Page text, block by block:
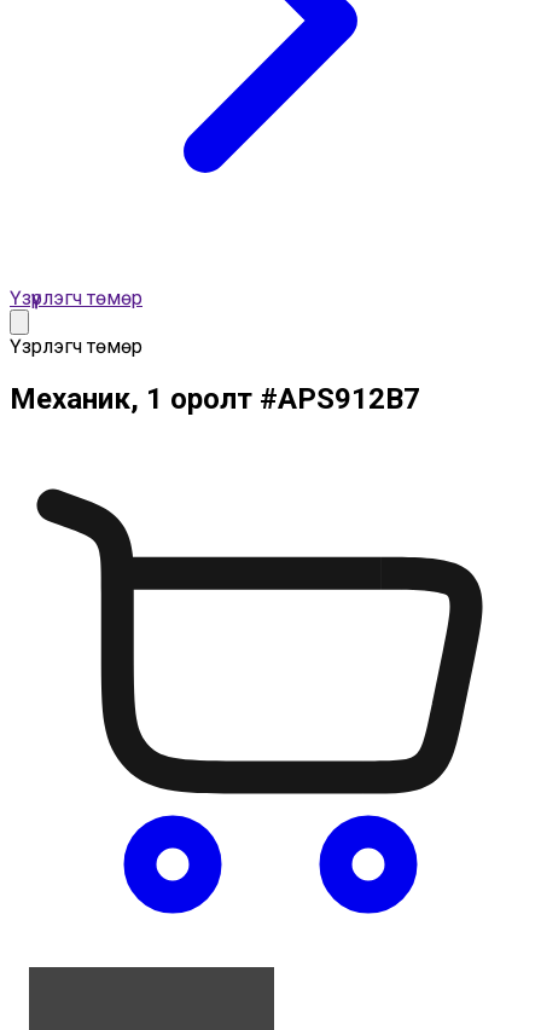
Үзүүрлэгч төмөр
Үзүүрлэгч төмөр
Механик, 1 оролт #APS912B7